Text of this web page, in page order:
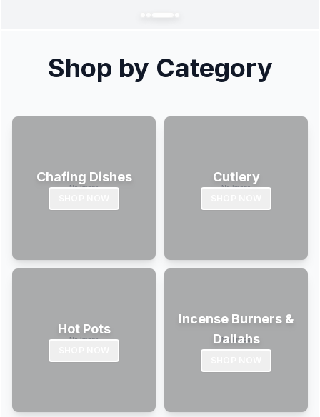
Shop by Category
Chafing Dishes Cutlery
Hot Pots
Incense Burners &
Dallahs